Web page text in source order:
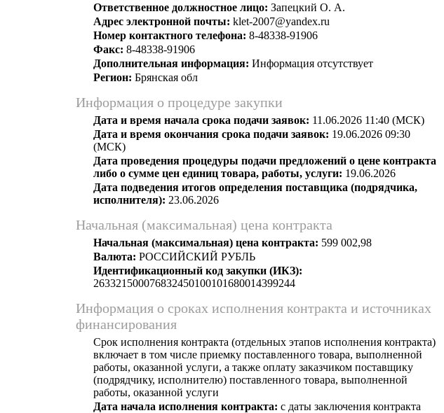
Ответственное должностное лицо: Запецкий О. А.
Адрес электронной почты: klet-2007@yandex.ru
Номер контактного телефона: 8-48338-91906
Факс: 8-48338-91906
Дополнительная информация: Информация отсутствует
Регион: Брянская обл
Информация о процедуре закупки
Дата и время начала срока подачи заявок: 11.06.2026 11:40 (МСК)
Дата и время окончания срока подачи заявок: 19.06.2026 09:30
(МСК)
Дата проведения процедуры подачи предложений о цене контракта
либо о сумме цен единиц товара, работы, услуги: 19.06.2026
Дата подведения итогов определения поставщика (подрядчика,
исполнителя): 23.06.2026
Начальная (максимальная) цена контракта
Начальная (максимальная) цена контракта: 599 002,98
Валюта: РОССИЙСКИЙ РУБЛЬ
Идентификационный код закупки (ИКЗ):
263321500076832450100101680014399244
Информация о сроках исполнения контракта и источниках
финансирования
Срок исполнения контракта (отдельных этапов исполнения контракта)
включает в том числе приемку поставленного товара, выполненной
работы, оказанной услуги, а также оплату заказчиком поставщику
(подрядчику, исполнителю) поставленного товара, выполненной
работы, оказанной услуги
Дата начала исполнения контракта: с даты заключения контракта